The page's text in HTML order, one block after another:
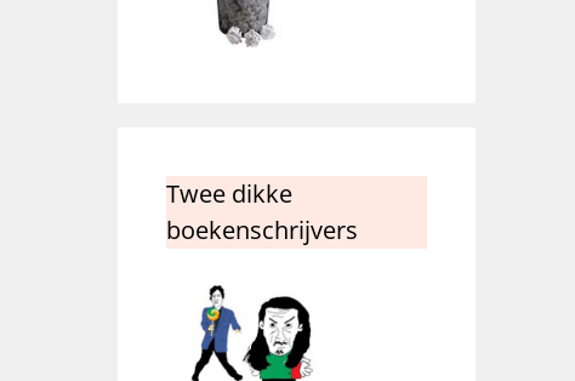
Twee dikke
boekenschrijvers